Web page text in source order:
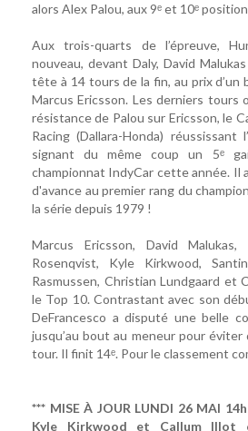
alors Alex Palou, aux 9ᵉ et 10ᵉ
Aux trois-quarts de l’épreuve,
nouveau, devant Daly, David
tête à 14 tours de la fin, au prix d’un
Marcus Ericsson. Les derniers tours
résistance de Palou sur Ericsson, le
Racing (Dallara-Honda) réussissant
signant du même coup un 5ᵉ
championnat IndyCar cette année. Il
d'avance au premier rang du
la série depuis 1979 !
Marcus Ericsson, David Malukas,
Rosenqvist, Kyle Kirkwood,
Rasmussen, Christian Lundgaard et
le Top 10. Contrastant avec son
DeFrancesco a disputé une belle
jusqu’au bout au meneur pour
tour. Il finit 14ᵉ. Pour le classement
*** MISE À JOUR LUNDI 26 MAI
Kyle Kirkwood et Callum